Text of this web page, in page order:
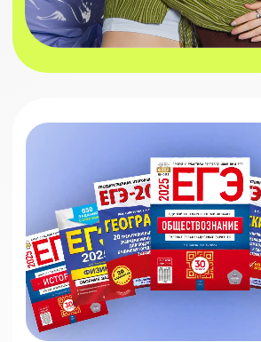
КОМЬЮНИТИ ЛУЧШИХ
ЛЮДЕЙ РОССИИ
офлайн-встречи в городах